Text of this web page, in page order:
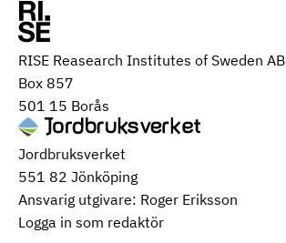
RISE Reasearch Institutes of Sweden AB
Box 857
501 15 Borås
Jordbruksverket
551 82 Jönköping
Ansvarig utgivare: Roger Eriksson
Logga in som redaktör